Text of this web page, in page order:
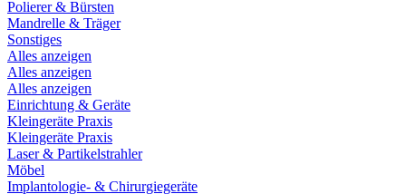
Polierer & Bürsten
Mandrelle & Träger
Sonstiges
Alles anzeigen
Alles anzeigen
Alles anzeigen
Einrichtung & Geräte
Kleingeräte Praxis
Kleingeräte Praxis
Laser & Partikelstrahler
Möbel
Implantologie- & Chirurgiegeräte